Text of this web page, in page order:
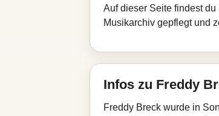
Auf dieser Seite findest
Musikarchiv gepflegt und
Infos zu Freddy
Freddy Breck wurde in